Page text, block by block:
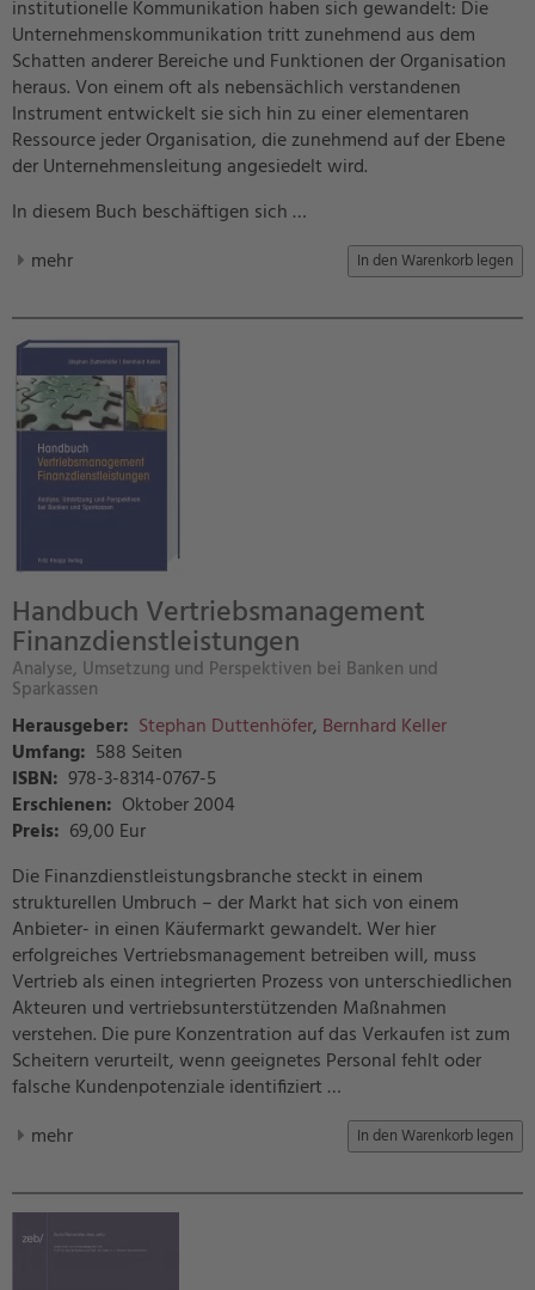
institutionelle Kommunikation haben sich gewandelt: Die
Unternehmenskommunikation tritt zunehmend aus dem
Schatten anderer Bereiche und Funktionen der Organisation
heraus. Von einem oft als nebensächlich verstandenen
Instrument entwickelt sie sich hin zu einer elementaren
Ressource jeder Organisation, die zunehmend auf der Ebene
der Unternehmensleitung angesiedelt wird.
In diesem Buch beschäftigen sich …
mehr
Handbuch Vertriebsmanagement
Finanzdienstleistungen
Analyse, Umsetzung und Perspektiven bei Banken und
Sparkassen
Herausgeber: Stephan Duttenhöfer, Bernhard Keller
Umfang: 588 Seiten
ISBN: 978-3-8314-0767-5
Erschienen: Oktober 2004
Preis: 69,00 Eur
Die Finanzdienstleistungsbranche steckt in einem
strukturellen Umbruch – der Markt hat sich von einem
Anbieter- in einen Käufermarkt gewandelt. Wer hier
erfolgreiches Vertriebsmanagement betreiben will, muss
Vertrieb als einen integrierten Prozess von unterschiedlichen
Akteuren und vertriebsunterstützenden Maßnahmen
verstehen. Die pure Konzentration auf das Verkaufen ist zum
Scheitern verurteilt, wenn geeignetes Personal fehlt oder
falsche Kundenpotenziale identifiziert …
mehr